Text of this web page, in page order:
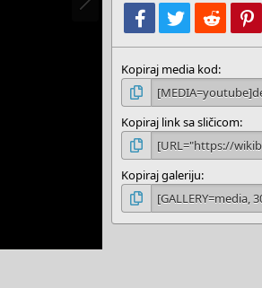
Facebook
Twitter Reddit
Kopiraj media kod
Kopiraj link sa sličicom
Kopiraj galeriju